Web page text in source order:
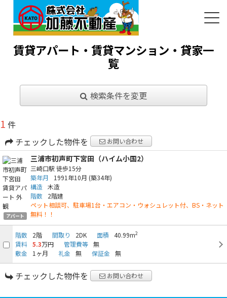
賃貸アパート・賃貸マンション・貸家一
覧
検索条件を変更
1 件
チェックした物件を
お問い合わせ
アパート
三浦市初声町下宮田（ハイム小国2）
三崎口駅 徒歩15分
築年月
1991年10月 (築34年)
構造 木造
階数
2階建
ペット相談可、駐車場1台・エアコン・ウォシュレット付、BS・ネット
無料！！
階数 2階 間取り 2DK 面積 40.99m2
賃料 5.3万円 管理費等 無
敷金
1ヶ月 礼金 無 保証金 無
チェックした物件を お問い合わせ